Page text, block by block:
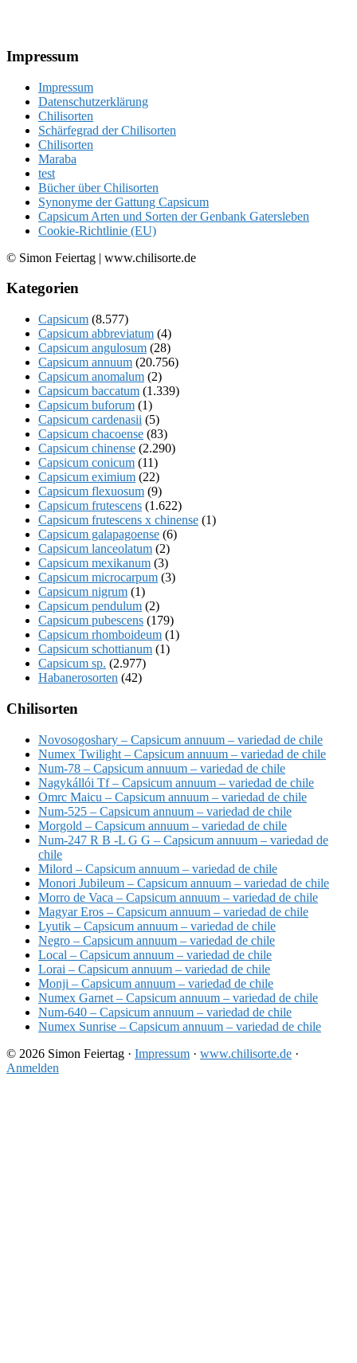
Footer
Impressum
Impressum
Datenschutzerklärung
Chilisorten
Schärfegrad der Chilisorten
Chilisorten
Maraba
test
Bücher über Chilisorten
Synonyme der Gattung Capsicum
Capsicum Arten und Sorten der Genbank Gatersleben
Cookie-Richtlinie (EU)
© Simon Feiertag | www.chilisorte.de
Kategorien
Capsicum (8.577)
Capsicum abbreviatum (4)
Capsicum angulosum (28)
Capsicum annuum (20.756)
Capsicum anomalum (2)
Capsicum baccatum (1.339)
Capsicum buforum (1)
Capsicum cardenasii (5)
Capsicum chacoense (83)
Capsicum chinense (2.290)
Capsicum conicum (11)
Capsicum eximium (22)
Capsicum flexuosum (9)
Capsicum frutescens (1.622)
Capsicum frutescens x chinense (1)
Capsicum galapagoense (6)
Capsicum lanceolatum (2)
Capsicum mexikanum (3)
Capsicum microcarpum (3)
Capsicum nigrum (1)
Capsicum pendulum (2)
Capsicum pubescens (179)
Capsicum rhomboideum (1)
Capsicum schottianum (1)
Capsicum sp. (2.977)
Habanerosorten (42)
Chilisorten
Novosogoshary – Capsicum annuum – variedad de chile
Numex Twilight – Capsicum annuum – variedad de chile
Num-78 – Capsicum annuum – variedad de chile
Nagykállói Tf – Capsicum annuum – variedad de chile
Omrc Maicu – Capsicum annuum – variedad de chile
Num-525 – Capsicum annuum – variedad de chile
Morgold – Capsicum annuum – variedad de chile
Num-247 R B -L G G – Capsicum annuum – variedad de
chile
Milord – Capsicum annuum – variedad de chile
Monori Jubileum – Capsicum annuum – variedad de chile
Morro de Vaca – Capsicum annuum – variedad de chile
Magyar Eros – Capsicum annuum – variedad de chile
Lyutik – Capsicum annuum – variedad de chile
Negro – Capsicum annuum – variedad de chile
Local – Capsicum annuum – variedad de chile
Lorai – Capsicum annuum – variedad de chile
Monji – Capsicum annuum – variedad de chile
Numex Garnet – Capsicum annuum – variedad de chile
Num-640 – Capsicum annuum – variedad de chile
Numex Sunrise – Capsicum annuum – variedad de chile
© 2026 Simon Feiertag · Impressum · www.chilisorte.de ·
Anmelden